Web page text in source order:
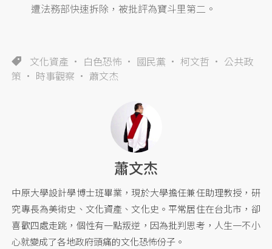
遭法務部快速拆除，被批評為寶斗里第二。
文化資產 白色恐怖 國民黨 柯文哲
公共政
策
時事觀察 蕭文杰
蕭文杰
中原大學設計學博士班畢業，現於大學擔任兼任助理教授，研
究專長為美術史、文化資產、文化史。平常居住在台北市，卻
喜歡四處走跳，個性有一點叛逆，因為批判思考，人生一不小
心就變成了各地政府頭痛的文化恐怖份子。